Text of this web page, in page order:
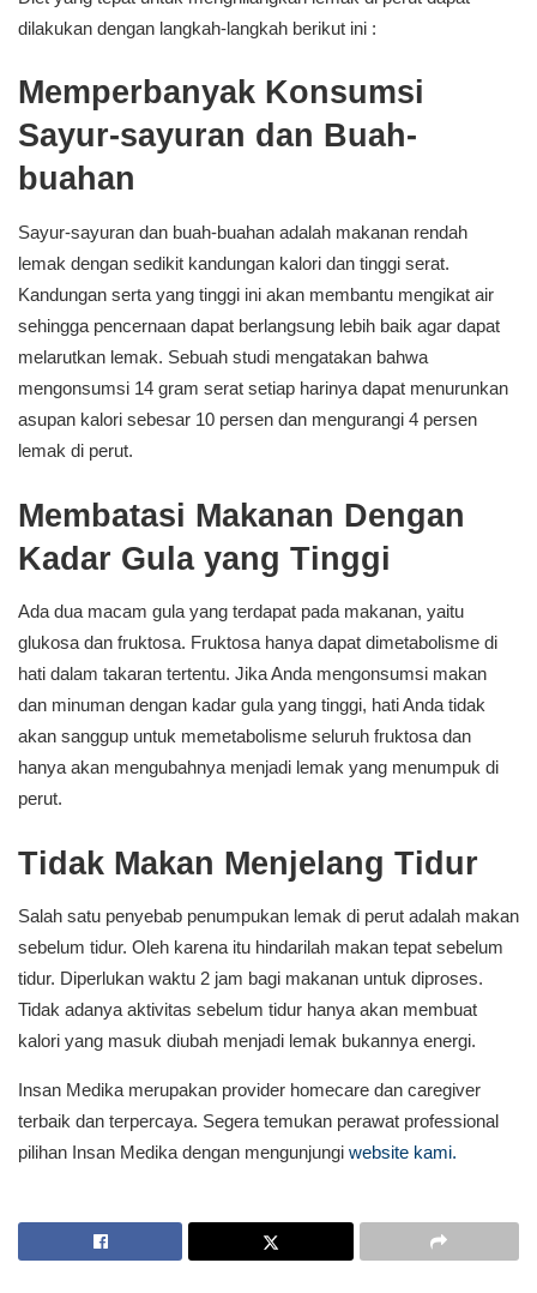
dilakukan dengan langkah-langkah berikut ini :
Memperbanyak Konsumsi
Sayur-sayuran dan Buah-
buahan
Sayur-sayuran dan buah-buahan adalah makanan rendah
lemak dengan sedikit kandungan kalori dan tinggi serat.
Kandungan serta yang tinggi ini akan membantu mengikat air
sehingga pencernaan dapat berlangsung lebih baik agar dapat
melarutkan lemak. Sebuah studi mengatakan bahwa
mengonsumsi 14 gram serat setiap harinya dapat menurunkan
asupan kalori sebesar 10 persen dan mengurangi 4 persen
lemak di perut.
Membatasi Makanan Dengan
Kadar Gula yang Tinggi
Ada dua macam gula yang terdapat pada makanan, yaitu
glukosa dan fruktosa. Fruktosa hanya dapat dimetabolisme di
hati dalam takaran tertentu. Jika Anda mengonsumsi makan
dan minuman dengan kadar gula yang tinggi, hati Anda tidak
akan sanggup untuk memetabolisme seluruh fruktosa dan
hanya akan mengubahnya menjadi lemak yang menumpuk di
perut.
Tidak Makan Menjelang Tidur
Salah satu penyebab penumpukan lemak di perut adalah makan
sebelum tidur. Oleh karena itu hindarilah makan tepat sebelum
tidur. Diperlukan waktu 2 jam bagi makanan untuk diproses.
Tidak adanya aktivitas sebelum tidur hanya akan membuat
kalori yang masuk diubah menjadi lemak bukannya energi.
Insan Medika merupakan provider homecare dan caregiver
terbaik dan terpercaya. Segera temukan perawat professional
pilihan Insan Medika dengan mengunjungi website kami.